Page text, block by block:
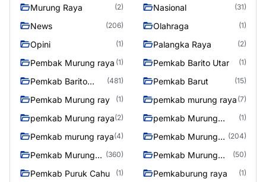
Murung Raya (2) Nasional (31)
News (206) Olahraga (1)
Opini (1) Palangka Raya (2)
Pembak Murung raya (1) Pemkab Barito Utar (1)
Pemkab Barito
(481) Pemkab Barut (15)
Pemkab Murung ray (1) pemkab murung raya (7)
pemkab Murung raya(2)
pemkab Murung
(1)
Pemkab murung raya(4)
Pemkab Murung
(204)
Pemkab Murung
(360)
Pemkab Murung
(50)
Pemkab Puruk Cahu (1) Pemkaburung raya (1)